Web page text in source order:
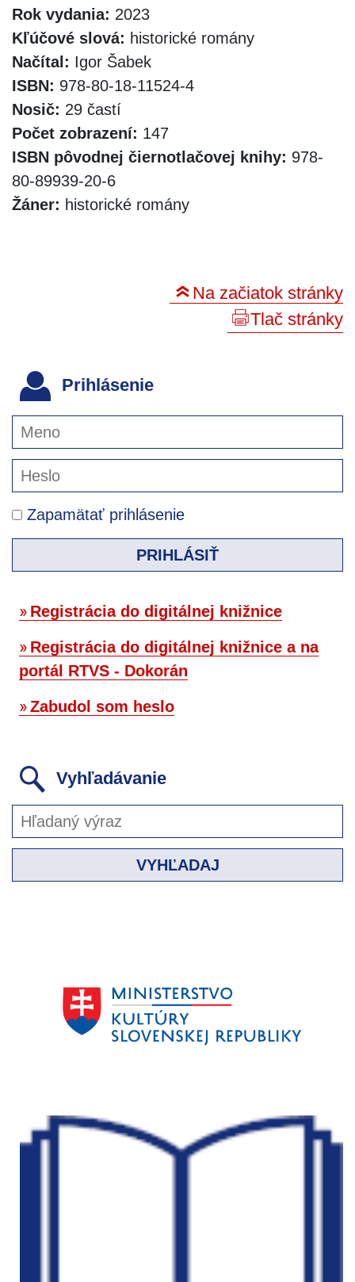
Rok vydania: 2023
Kľúčové slová: historické romány
Načítal: Igor Šabek
ISBN: 978-80-18-11524-4
Nosič: 29 častí
Počet zobrazení: 147
ISBN pôvodnej čiernotlačovej knihy: 978-
80-89939-20-6
Žáner: historické romány
Na začiatok stránky
Tlač stránky
Prihlásenie
Zapamätať prihlásenie
PRIHLÁSIŤ
Registrácia do digitálnej knižnice
Registrácia do digitálnej knižnice a na
portál RTVS - Dokorán
Zabudol som heslo
Vyhľadávanie
VYHĽADAJ